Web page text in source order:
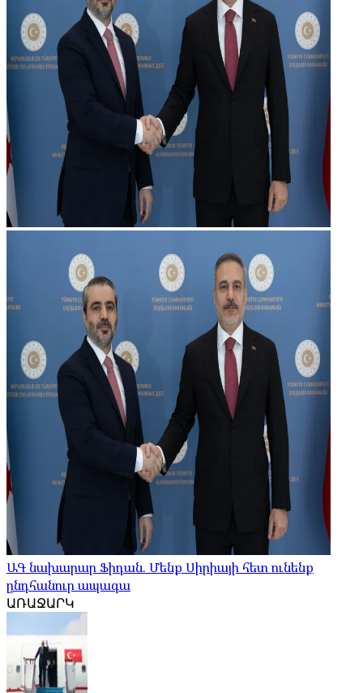
ԱԳ նախարար Ֆիդան. Մենք Սիրիայի հետ ունենք
ընդհանուր ապագա
ԱՌԱՋԱՐԿ